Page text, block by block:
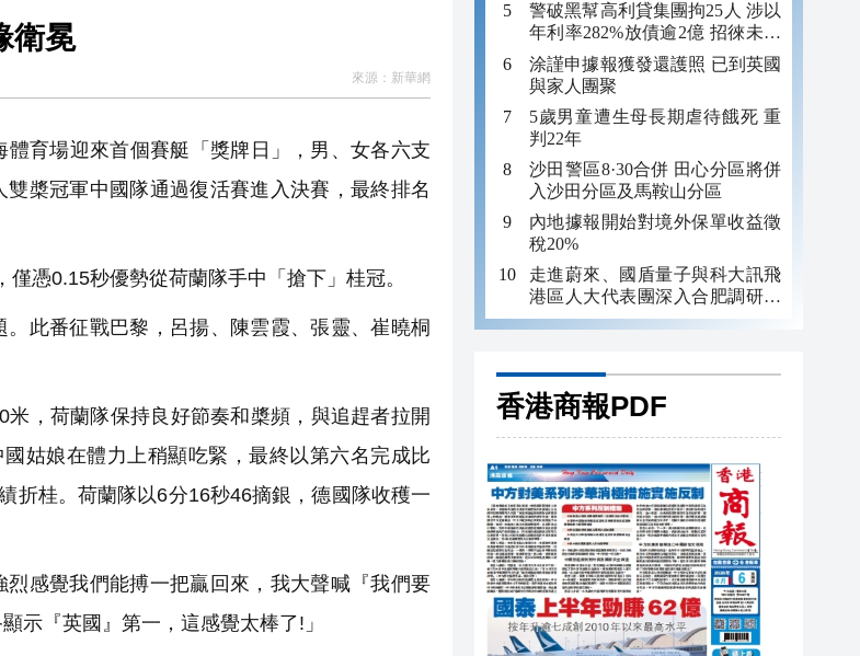
衛冕
來源： 新華網
育場迎來首個賽艇「獎牌日」，男、女各六支
槳冠軍中國隊通過復活賽進入決賽，最終排名
憑0.15秒優勢從荷蘭隊手中「搶下」桂冠。
此番征戰巴黎，呂揚、陳雲霞、張靈、崔曉桐
，荷蘭隊保持良好節奏和槳頻，與追趕者拉開
姑娘在體力上稍顯吃緊，最終以第六名完成比
折桂。荷蘭隊以6分16秒46摘銀，德國隊收穫一
感覺我們能搏一把贏回來，我大聲喊『我們要
示『英國』第一，這感覺太棒了!」
警破黑幫高利貸集團拘25人 涉以
年利率282%放債逾2億 招徠未成
年追數
涂謹申據報獲發還護照 已到英國
與家人團聚
5歲男童遭生母長期虐待餓死 重
判22年
沙田警區8·30合併 田心分區將併
入沙田分區及馬鞍山分區
內地據報開始對境外保單收益徵
稅20%
走進蔚來、國盾量子與科大訊飛
港區人大代表團深入合肥調研科
創成果
香港商報PDF